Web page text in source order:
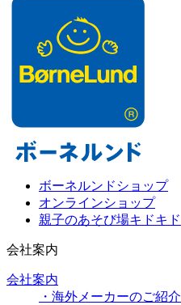
ボーネルンドショップ
オンラインショップ
親子のあそび場キドキド
会社案内
会社案内
・海外メーカーのご紹介